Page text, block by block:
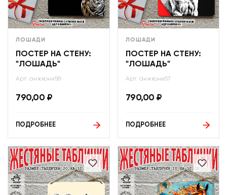
ЛОШАДИ
ПОСТЕР НА СТЕНУ:
"ЛОШАДЬ"
Арт: анжкони58
790,00 ₽
ПОДРОБНЕЕ
ЛОШАДИ
ПОСТЕР НА СТЕНУ:
"ЛОШАДЬ"
Арт: анжкони57
790,00 ₽
ПОДРОБНЕЕ